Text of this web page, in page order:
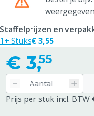
€3,55
Prijs per stuk incl. BTW
Staffelprijzen en
1+ Stuks€ 3,55